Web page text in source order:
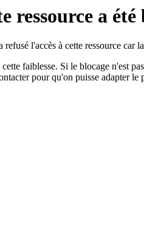
ressource a
l'accès à cette ressource car
faiblesse. Si le blocage n'est
pour qu'on puisse adapter le